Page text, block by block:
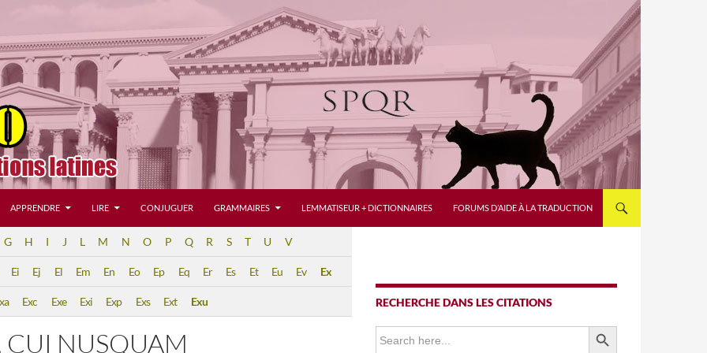
APPRENDRE LIRE CONJUGUER GRAMMAIRES LEMMATISEUR + DICTIONNAIRES FORUMS D’AIDE À LA TRADUCTION
G H I J L M N O P Q R S T U V
Ei Ej El Em En Eo Ep Eq Er Es Et Eu Ev Ex
Exc Exe Exi Exp Exs Ext Exu
CUI NUSQUAM
RECHERCHE DANS LES CITATIONS
Search
for:
SEARCH BUTTON